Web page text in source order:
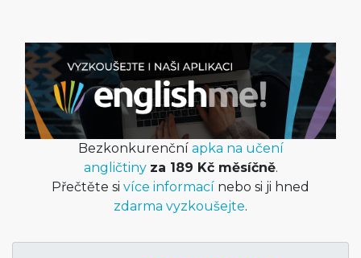
Bezkonkurenční apka na učení
angličtiny za 189 Kč měsíčně.
Přečtěte si více informací nebo si ji hned
zdarma vyzkoušejte.